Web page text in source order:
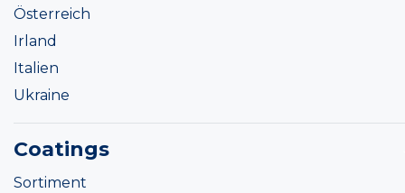
Österreich
Irland
Italien
Ukraine
Coatings
Sortiment